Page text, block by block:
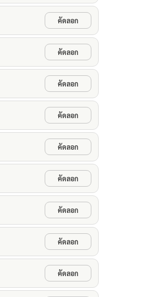
คัดลอก
คัดลอก
คัดลอก
คัดลอก
คัดลอก
คัดลอก
คัดลอก
คัดลอก
คัดลอก